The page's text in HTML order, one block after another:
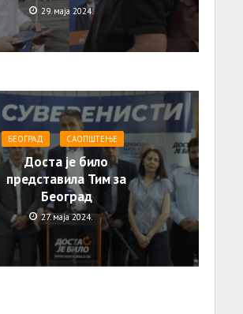
29. маја 2024.
БЕОГРАД САОПШТЕЊE
Доста је било
представила Тим за
Београд
27. маја 2024.